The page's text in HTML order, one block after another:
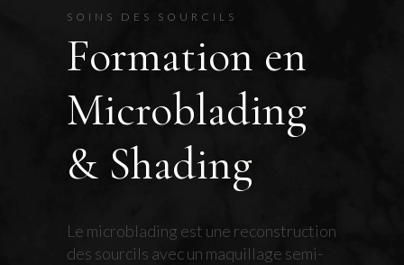
SOINS DES SOURCILS
Formation en
Microblading
& Shading
Le microblading est une reconstruction
des sourcils avec un maquillage semi-